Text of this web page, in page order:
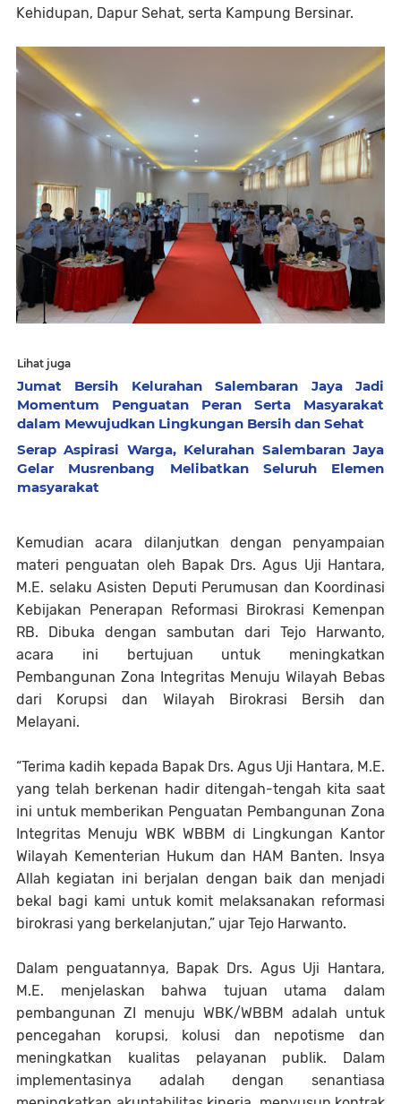
Kehidupan, Dapur Sehat, serta Kampung Bersinar.
Lihat juga
Jumat Bersih Kelurahan Salembaran Jaya Jadi
Momentum Penguatan Peran Serta Masyarakat
dalam Mewujudkan Lingkungan Bersih dan Sehat
Serap Aspirasi Warga, Kelurahan Salembaran Jaya
Gelar Musrenbang Melibatkan Seluruh Elemen
masyarakat
Kemudian acara dilanjutkan dengan penyampaian
materi penguatan oleh Bapak Drs. Agus Uji Hantara,
M.E. selaku Asisten Deputi Perumusan dan Koordinasi
Kebijakan Penerapan Reformasi Birokrasi Kemenpan
RB. Dibuka dengan sambutan dari Tejo Harwanto,
acara ini bertujuan untuk meningkatkan
Pembangunan Zona Integritas Menuju Wilayah Bebas
dari Korupsi dan Wilayah Birokrasi Bersih dan
Melayani.
“Terima kadih kepada Bapak Drs. Agus Uji Hantara, M.E.
yang telah berkenan hadir ditengah-tengah kita saat
ini untuk memberikan Penguatan Pembangunan Zona
Integritas Menuju WBK WBBM di Lingkungan Kantor
Wilayah Kementerian Hukum dan HAM Banten. Insya
Allah kegiatan ini berjalan dengan baik dan menjadi
bekal bagi kami untuk komit melaksanakan reformasi
birokrasi yang berkelanjutan,” ujar Tejo Harwanto.
Dalam penguatannya, Bapak Drs. Agus Uji Hantara,
M.E. menjelaskan bahwa tujuan utama dalam
pembangunan ZI menuju WBK/WBBM adalah untuk
pencegahan korupsi, kolusi dan nepotisme dan
meningkatkan kualitas pelayanan publik. Dalam
implementasinya adalah dengan senantiasa